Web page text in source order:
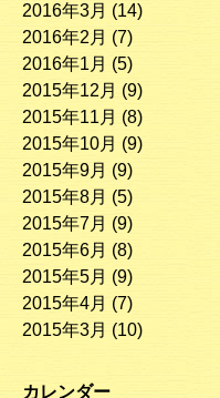
2016年3月 (14)
2016年2月 (7)
2016年1月 (5)
2015年12月 (9)
2015年11月 (8)
2015年10月 (9)
2015年9月 (9)
2015年8月 (5)
2015年7月 (9)
2015年6月 (8)
2015年5月 (9)
2015年4月 (7)
2015年3月 (10)
カレンダー